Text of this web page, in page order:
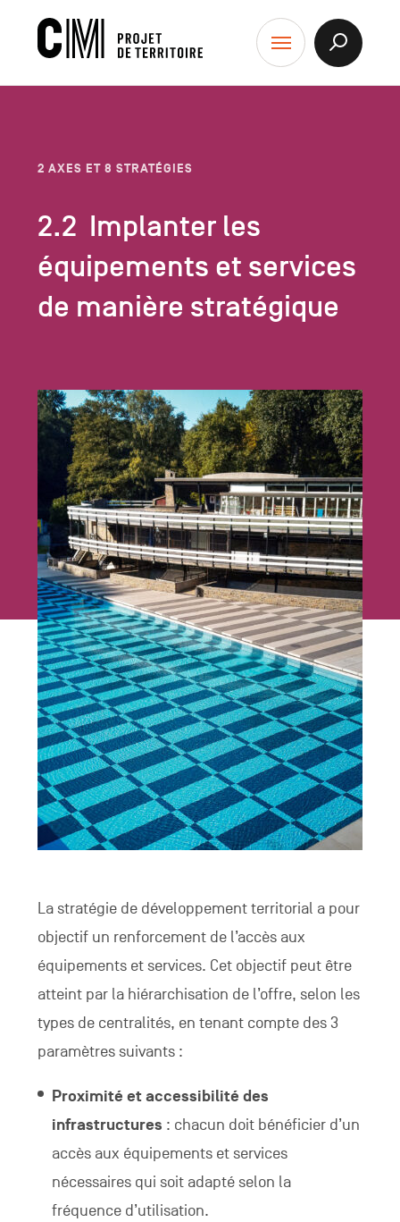
CM
-
Projet
Menu
Afficher
Implanter les
équipements et services
de manière stratégique
2 AXES ET 8 STRATÉGIES
La stratégie de développement territorial a pour
objectif un renforcement de l’accès aux
équipements et services. Cet objectif peut être
atteint par la hiérarchisation de l’offre, selon les
types de centralités, en tenant compte des 3
paramètres suivants :
Proximité et accessibilité des
infrastructures : chacun doit bénéficier d’un
accès aux équipements et services
nécessaires qui soit adapté selon la
fréquence d’utilisation.